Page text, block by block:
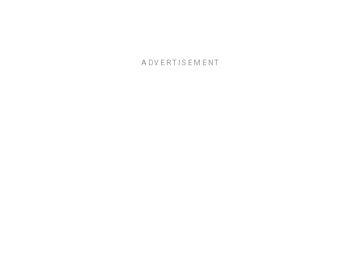
ADVERTISEMENT